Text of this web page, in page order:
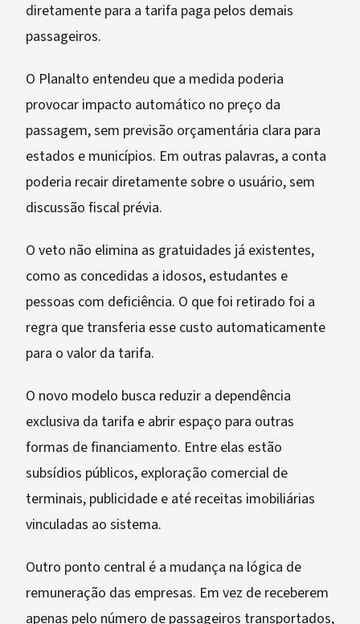
diretamente para a tarifa paga pelos demais
passageiros.
O Planalto entendeu que a medida poderia
provocar impacto automático no preço da
passagem, sem previsão orçamentária clara para
estados e municípios. Em outras palavras, a conta
poderia recair diretamente sobre o usuário, sem
discussão fiscal prévia.
O veto não elimina as gratuidades já existentes,
como as concedidas a idosos, estudantes e
pessoas com deficiência. O que foi retirado foi a
regra que transferia esse custo automaticamente
para o valor da tarifa.
O novo modelo busca reduzir a dependência
exclusiva da tarifa e abrir espaço para outras
formas de financiamento. Entre elas estão
subsídios públicos, exploração comercial de
terminais, publicidade e até receitas imobiliárias
vinculadas ao sistema.
Outro ponto central é a mudança na lógica de
remuneração das empresas. Em vez de receberem
apenas pelo número de passageiros transportados,